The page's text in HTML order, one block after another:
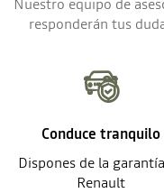
responderán tus
Conduce tranquilo
Dispones de la
Renault